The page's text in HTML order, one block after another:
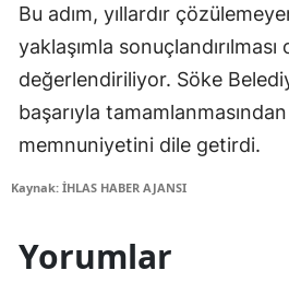
Bu adım, yıllardır
yaklaşımla sonuçlandırılması
değerlendiriliyor. Söke
başarıyla tamamlanmasından
memnuniyetini dile getirdi.
Kaynak: İHLAS HABER AJANSI
Yorumlar